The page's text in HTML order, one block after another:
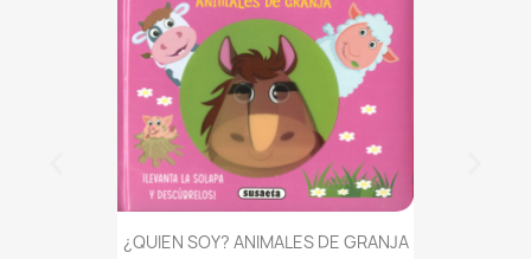
¿QUIEN SOY? ANIMALES DE GRANJA